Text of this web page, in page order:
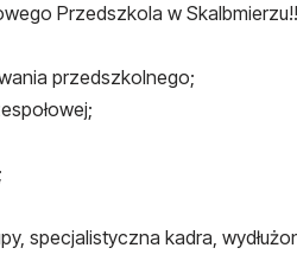
Przedszkola w
przedszkolnego;
specjalistyczna kadra,